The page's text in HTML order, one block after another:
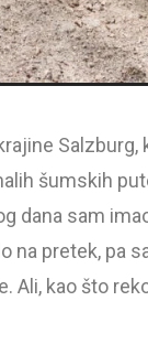
šumskih
dana sam
pretek, pa
Ali, kao što